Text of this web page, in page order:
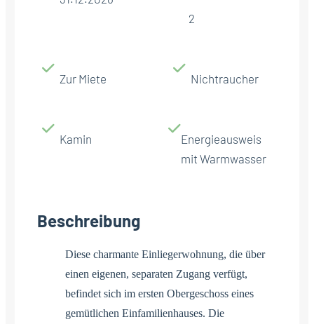
2
Zur Miete Nichtraucher
Kamin
Energieausweis
mit Warmwasser
Beschreibung
Diese charmante Einliegerwohnung, die über
einen eigenen, separaten Zugang verfügt,
befindet sich im ersten Obergeschoss eines
gemütlichen Einfamilienhauses. Die